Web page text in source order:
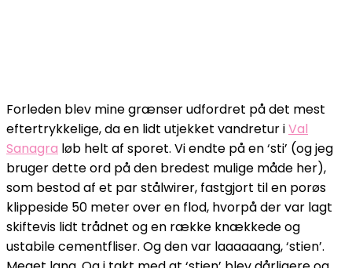
Forleden blev mine grænser udfordret på det mest
eftertrykkelige, da en lidt utjekket vandretur iVal
Sanagra løb helt af sporet. Vi endte på en ‘sti’ (og jeg
bruger dette ord på den bredest mulige måde her),
som bestod af et par stålwirer, fastgjort til en porøs
klippeside 50 meter over en flod, hvorpå der var lagt
skiftevis lidt trådnet og en række knækkede og
ustabile cementfliser. Og den var laaaaaang, ‘stien’.